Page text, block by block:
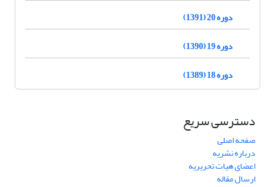
دوره 20 (1391)
دوره 19 (1390)
دوره 18 (1389)
دسترسی سریع
صفحه اصلی
درباره نشریه
اعضای هیات تحریریه
ارسال مقاله